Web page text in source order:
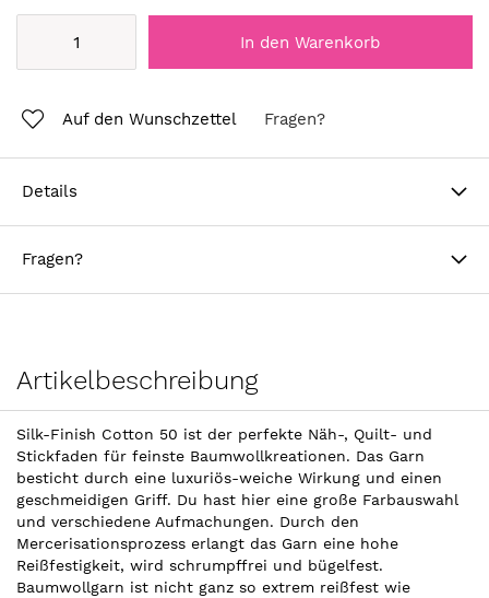
In den Warenkorb
Auf den Wunschzettel Fragen?
Details
Fragen?
Artikelbeschreibung
Silk-Finish Cotton 50 ist der perfekte Näh-, Quilt- und
Stickfaden für feinste Baumwollkreationen. Das Garn
besticht durch eine luxuriös-weiche Wirkung und einen
geschmeidigen Griff. Du hast hier eine große Farbauswahl
und verschiedene Aufmachungen. Durch den
Mercerisationsprozess erlangt das Garn eine hohe
Reißfestigkeit, wird schrumpffrei und bügelfest.
Baumwollgarn ist nicht ganz so extrem reißfest wie